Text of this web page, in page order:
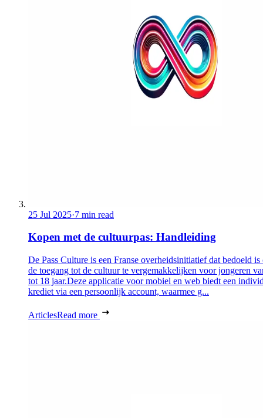
25 Jul 2025·7 min read
Kopen met de cultuurpas: Handleiding
De Pass Culture is een Franse overheidsinitiatief dat bedoeld is
de toegang tot de cultuur te vergemakkelijken voor jongeren
tot 18 jaar.Deze applicatie voor mobiel en web biedt een
krediet via een persoonlijk account, waarmee g...
ArticlesRead more